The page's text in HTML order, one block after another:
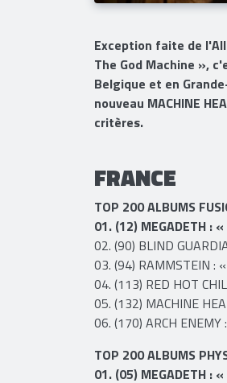
Exception faite de
The God Machine »,
Belgique et en
FRANCE
TOP 200 ALBUMS
01. (12) MEGADETH :
02. (90) BLIND
03. (94) RAMMSTEIN :
04. (113) RED HOT
06. (170) ARCH ENEMY